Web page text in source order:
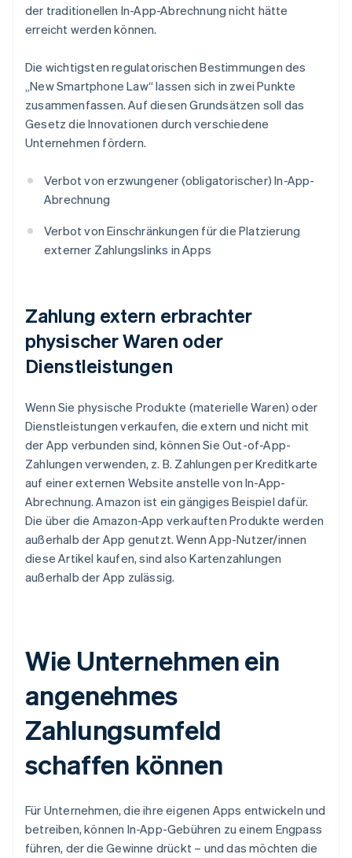
der traditionellen In-App-Abrechnung nicht hätte
erreicht werden können.
Die wichtigsten regulatorischen Bestimmungen des
„New Smartphone Law“ lassen sich in zwei Punkte
zusammenfassen. Auf diesen Grundsätzen soll das
Gesetz die Innovationen durch verschiedene
Unternehmen fördern.
Verbot von erzwungener (obligatorischer) In-App-
Abrechnung
Verbot von Einschränkungen für die Platzierung
externer Zahlungslinks in Apps
Zahlung extern erbrachter
physischer Waren oder
Dienstleistungen
Wenn Sie physische Produkte (materielle Waren) oder
Dienstleistungen verkaufen, die extern und nicht mit
der App verbunden sind, können Sie Out-of-App-
Zahlungen verwenden, z. B. Zahlungen per Kreditkarte
auf einer externen Website anstelle von In-App-
Abrechnung. Amazon ist ein gängiges Beispiel dafür.
Die über die Amazon-App verkauften Produkte werden
außerhalb der App genutzt. Wenn App-Nutzer/innen
diese Artikel kaufen, sind also Kartenzahlungen
außerhalb der App zulässig.
Wie Unternehmen ein
angenehmes
Zahlungsumfeld
schaffen können
Für Unternehmen, die ihre eigenen Apps entwickeln und
betreiben, können In-App-Gebühren zu einem Engpass
führen, der die Gewinne drückt – und das möchten die